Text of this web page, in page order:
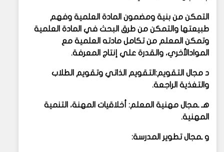
التمكن من بنية ومضمون المادة العلمية وفهم
طبيعتها والتمكن من طرق البحث في المادة العلمية
وتمكن المعلم من تكامل مادته العلمية مع
الموادالأخري، والقدرة علي إنتاج المعرفة.
د مجال التقويم:التقويم الذاتي وتقويم الطلاب
والتغذية الراجعة.
هـ ـمجال مهنية المعلم: أخلاقيات المهنة، التنمية
المهنية.
و ـمجال تطوير المدرسة: